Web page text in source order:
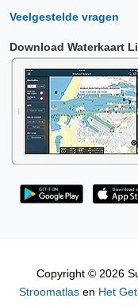
Veelgestelde vragen
Download Waterkaart
Copyright © 2026
Stroomatlasen Het